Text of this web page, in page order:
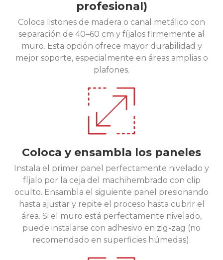
profesional)
Coloca listones de madera o canal metálico con
separación de 40–60 cm y fíjalos firmemente al
muro. Esta opción ofrece mayor durabilidad y
mejor soporte, especialmente en áreas amplias o
plafones.
Coloca y ensambla los paneles
Instala el primer panel perfectamente nivelado y
fíjalo por la ceja del machihembrado con clip
oculto. Ensambla el siguiente panel presionando
hasta ajustar y repite el proceso hasta cubrir el
área. Si el muro está perfectamente nivelado,
puede instalarse con adhesivo en zig-zag (no
recomendado en superficies húmedas).